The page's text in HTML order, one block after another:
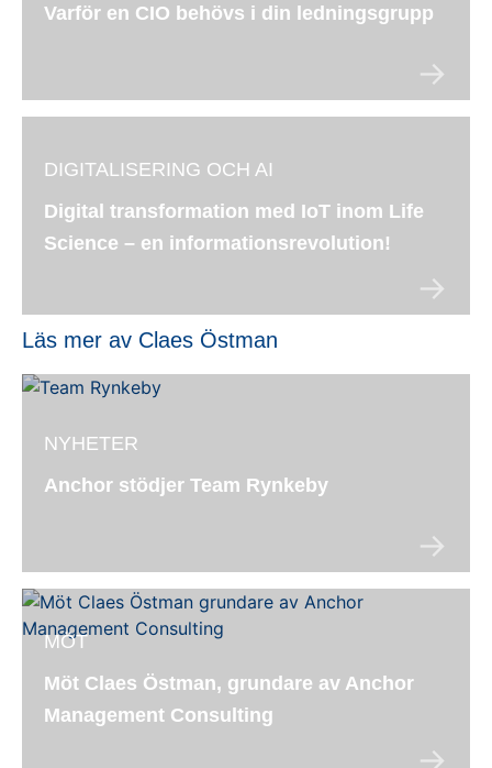
Varför en CIO behövs i din ledningsgrupp
DIGITALISERING OCH AI
Digital transformation med IoT inom Life
Science – en informationsrevolution!
Läs mer av Claes Östman
NYHETER
Anchor stödjer Team Rynkeby
MÖT
Möt Claes Östman, grundare av Anchor
Management Consulting